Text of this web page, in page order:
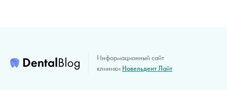
Информационный сайт
клиники Новельдент Лайт